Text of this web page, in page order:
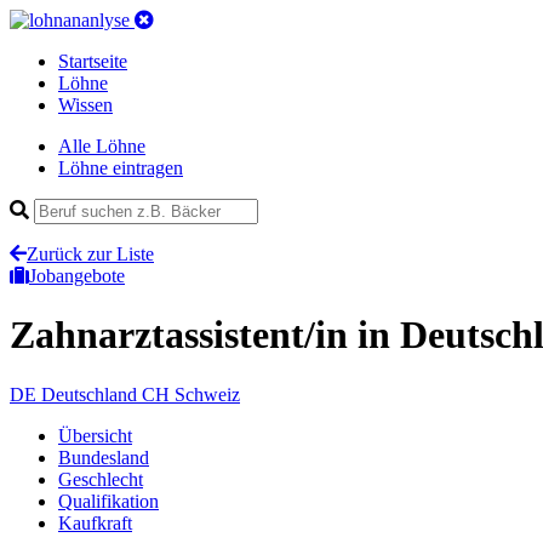
Startseite
Löhne
Wissen
Alle Löhne
Löhne eintragen
Zurück zur Liste
Jobangebote
Zahnarztassistent/in in
DE Deutschland CH Schweiz
Übersicht
Bundesland
Geschlecht
Qualifikation
Kaufkraft